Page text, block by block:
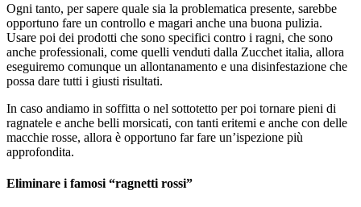
Ogni tanto, per sapere quale sia la problematica presente, sarebbe
opportuno fare un controllo e magari anche una buona pulizia.
Usare poi dei prodotti che sono specifici contro i ragni, che sono
anche professionali, come quelli venduti dalla Zucchet italia, allora
eseguiremo comunque un allontanamento e una disinfestazione che
possa dare tutti i giusti risultati.
In caso andiamo in soffitta o nel sottotetto per poi tornare pieni di
ragnatele e anche belli morsicati, con tanti eritemi e anche con delle
macchie rosse, allora è opportuno far fare un’ispezione più
approfondita.
Eliminare i famosi “ragnetti rossi”